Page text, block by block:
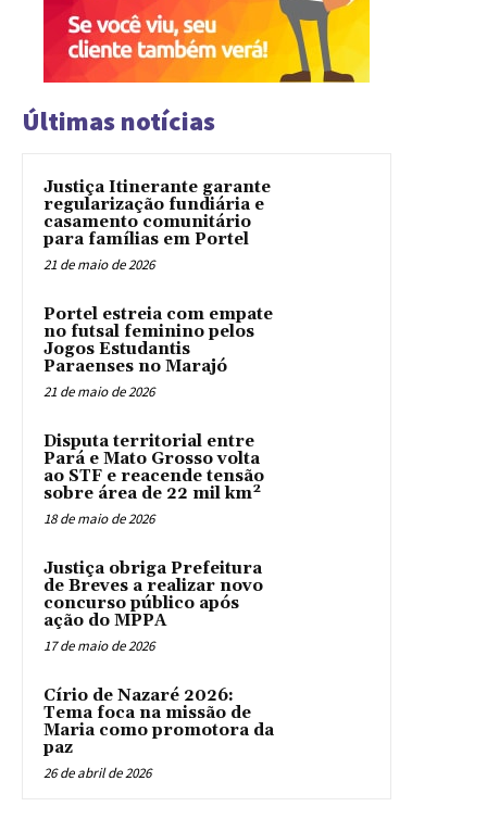
Últimas notícias
Justiça Itinerante garante
regularização fundiária e
casamento comunitário
para famílias em Portel
21 de maio de 2026
Portel estreia com empate
no futsal feminino pelos
Jogos Estudantis
Paraenses no Marajó
21 de maio de 2026
Disputa territorial entre
Pará e Mato Grosso volta
ao STF e reacende tensão
sobre área de 22 mil km²
18 de maio de 2026
Justiça obriga Prefeitura
de Breves a realizar novo
concurso público após
ação do MPPA
17 de maio de 2026
Círio de Nazaré 2026:
Tema foca na missão de
Maria como promotora da
paz
26 de abril de 2026